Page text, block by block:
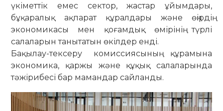
үкіметтік емес сектор, жастар ұйымдары,
бұқаралық ақпарат құралдары және өңірдің
экономикасы мен қоғамдық өмірінің түрлі
салаларын танытатын өкілдер енді.
Бақылау-тексеру комиссиясының құрамына
экономика, қаржы және құқық салаларында
тәжірибесі бар мамандар сайланды.